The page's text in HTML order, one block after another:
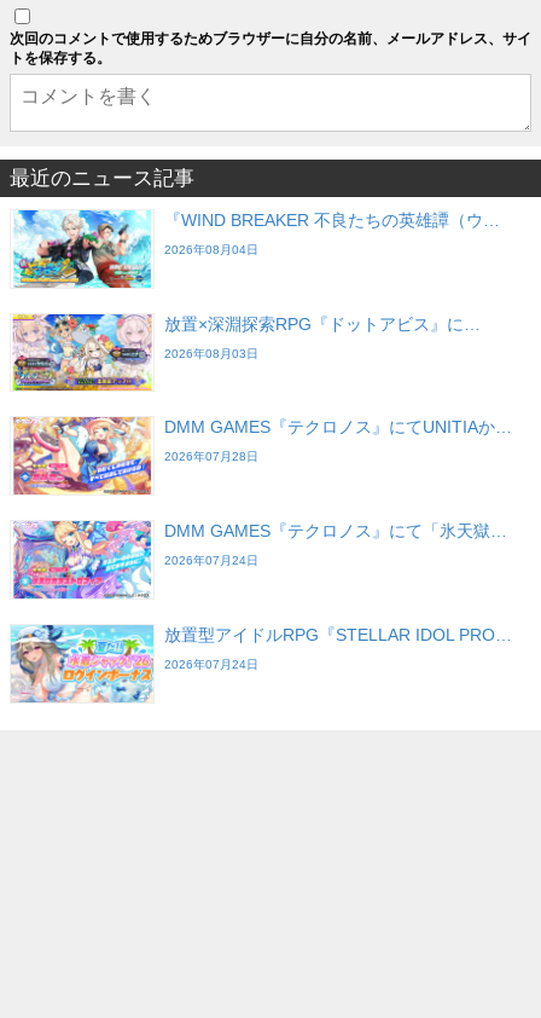
次回のコメントで使用するためブラウザーに自分の名前、メールアドレス、サイ
トを保存する。
最近のニュース記事
『WIND BREAKER 不良たちの英雄譚（ウ…
2026年08月04日
放置×深淵探索RPG『ドットアビス』に…
2026年08月03日
DMM GAMES『テクロノス』にてUNITIAか…
2026年07月28日
DMM GAMES『テクロノス』にて「氷天獄…
2026年07月24日
放置型アイドルRPG『STELLAR IDOL PRO…
2026年07月24日